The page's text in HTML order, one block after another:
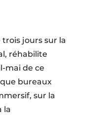
jours sur la
réhabilite
mai de ce
bureaux
sur la
la